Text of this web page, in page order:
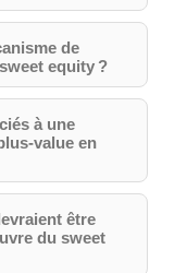
de
equity ?
à une
value en
être
du sweet